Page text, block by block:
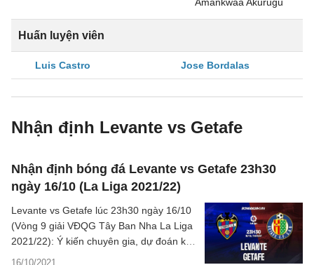
Huấn luyện viên
Luis Castro Jose Bordalas
Nhận định Levante vs Getafe
Nhận định bóng đá Levante vs Getafe 23h30
ngày 16/10 (La Liga 2021/22)
16/10/2021
Levante vs Getafe lúc 23h30 ngày 16/10
(Vòng 9 giải VĐQG Tây Ban Nha La Liga
2021/22): Ý kiến chuyên gia, dự đoán kết
quả, phân tích chuyên môn, các thông tin